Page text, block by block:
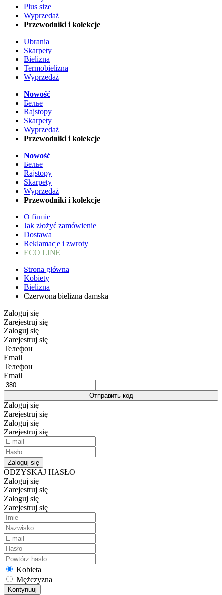
Plus size
Wyprzedaż
Przewodniki i kolekcje
Ubrania
Skarpety
Bielizna
Termobielizna
Wyprzedaż
Nowość
Белье
Rajstopy
Skarpety
Wyprzedaż
Przewodniki i kolekcje
Nowość
Белье
Rajstopy
Skarpety
Wyprzedaż
Przewodniki i kolekcje
O firmie
Jak złożyć zamówienie
Dostawa
Reklamacje i zwroty
ECO LINE
Strona główna
Kobiety
Bielizna
Czerwona bielizna damska
Zaloguj się
Zarejestruj się
Zaloguj się
Zarejestruj się
Телефон
Email
Телефон
Email
Отправить код
Zaloguj się
Zarejestruj się
Zaloguj się
Zarejestruj się
Zaloguj się
ODZYSKAJ HASŁO
Zaloguj się
Zarejestruj się
Zaloguj się
Zarejestruj się
Kobieta
Mężczyzna
Kontynuuj